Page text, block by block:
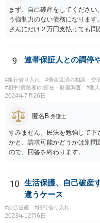
まず、自己破産をしてくださ
う強制力のない債務になりま
さんにだけ２万円支払っても問
9 連帯保証人との調停
#銀行借り入れ #借金返済の相談・交
#相手(債務者)の所在・財産調査
#個
2024年7月26日
匿名B 弁護士
すみません。民法を勉強して
かと、請求可能かどうかは別
ので、回答を終わります。
10
生活保護、自己破産
違うケース
#自己破産 #銀行借り入れ
2023年12月6日